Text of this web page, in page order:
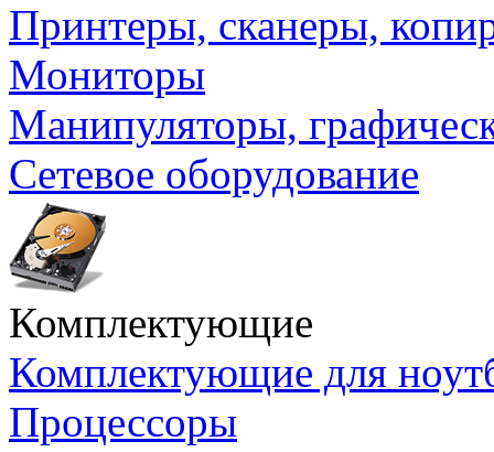
Принтеры, сканеры,
Мониторы
Манипуляторы,
Сетевое оборудование
Комплектующие
Комплектующие для
Процессоры